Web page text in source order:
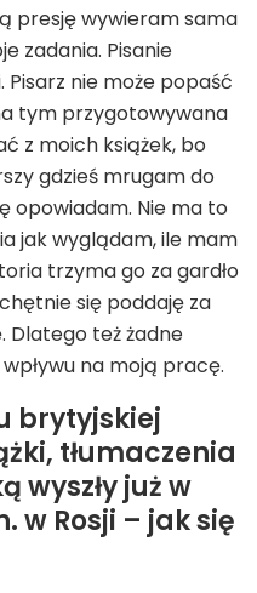
presję wywieram sama
zadania. Pisanie
Pisarz nie może popaść
tym przygotowywana
z moich książek, bo
gdzieś mrugam do
opowiadam. Nie ma to
jak wyglądam, ile mam
trzyma go za gardło
się poddaję za
Dlatego też żadne
na moją pracę.
brytyjskiej
tłumaczenia
wyszły już w
w Rosji – jak się